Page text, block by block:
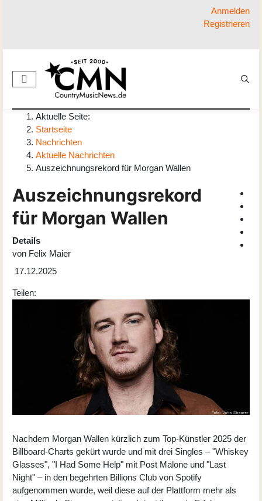
Anmelden
Registrieren
Aktuelle Seite:
Startseite
Nachrichten
Aktuelle Nachrichten
Auszeichnungsrekord für Morgan Wallen
Auszeichnungsrekord
für Morgan Wallen
Details
von Felix Maier
17.12.2025
Teilen:
Nachdem Morgan Wallen kürzlich zum Top-Künstler 2025 der
Billboard-Charts gekürt wurde und mit drei Singles – "Whiskey
Glasses", "I Had Some Help" mit Post Malone und "Last
Night" – in den begehrten Billions Club von Spotify
aufgenommen wurde, weil diese auf der Plattform mehr als